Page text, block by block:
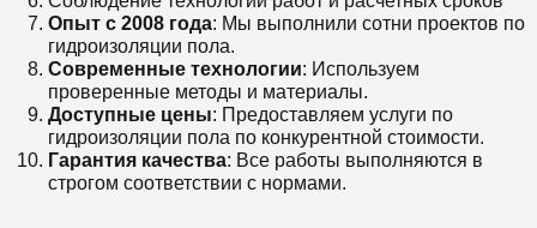
Опыт с 2008 года: Мы выполнили сотни проектов по
гидроизоляции пола.
Современные технологии: Используем
проверенные методы и материалы.
Доступные цены: Предоставляем услуги по
гидроизоляции пола по конкурентной стоимости.
Гарантия качества: Все работы выполняются в
строгом соответствии с нормами.